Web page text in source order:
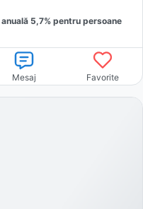
anuală 5,7% pentru persoane
Mesaj Favorite